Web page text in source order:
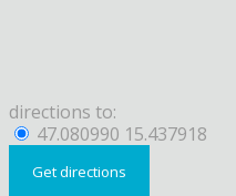
directions to:
47.080990 15.437918